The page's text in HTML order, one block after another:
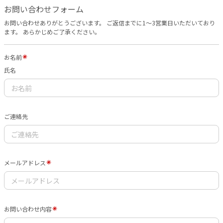
お問い合わせフォーム
お問い合わせありがとうございます。 ご返信までに1〜3営業日いただいており
ます。 あらかじめご了承ください。
お名前
氏名
ご連絡先
メールアドレス
お問い合わせ内容